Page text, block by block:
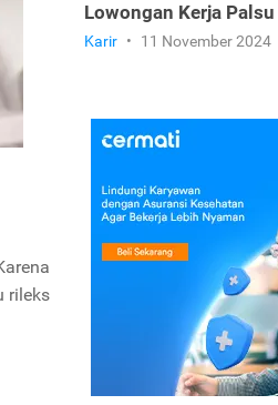
rileks
Lowongan Kerja Palsu
Karir • 11 November 2024